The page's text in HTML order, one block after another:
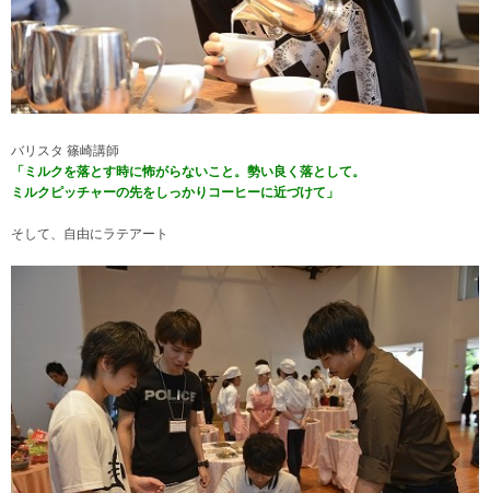
バリスタ 篠崎講師
「ミルクを落とす時に怖がらないこと。勢い良く落として。
ミルクピッチャーの先をしっかりコーヒーに近づけて」
そして、自由にラテアート